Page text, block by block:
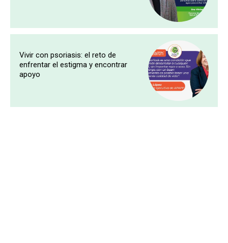
Vivir con psoriasis: el reto de
enfrentar el estigma y encontrar
apoyo